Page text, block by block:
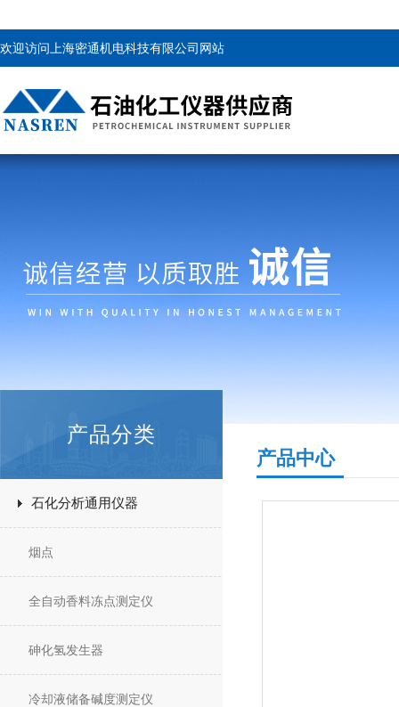
欢迎访问上海密通机电科技有限公司网站
产品分类
石化分析通用仪器
烟点
全自动香料冻点测定仪
砷化氢发生器
冷却液储备碱度测定仪
产品中心